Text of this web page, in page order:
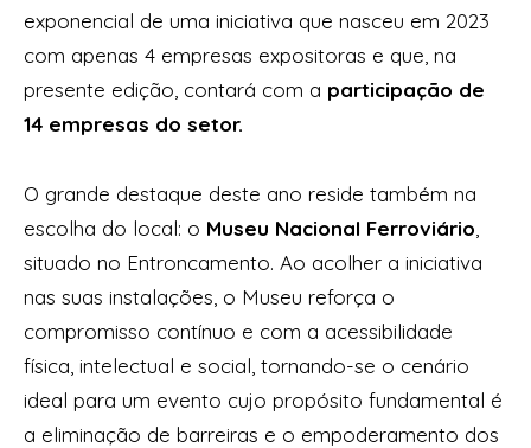
exponencial de uma iniciativa que nasceu em 2023
com apenas 4 empresas expositoras e que, na
presente edição, contará com a participação de
14 empresas do setor.
O grande destaque deste ano reside também na
escolha do local: o Museu Nacional Ferroviário
situado no Entroncamento. Ao acolher a iniciativa
nas suas instalações, o Museu reforça o
compromisso contínuo e com a acessibilidade
física, intelectual e social, tornando-se o cenário
ideal para um evento cujo propósito fundamental é
a eliminação de barreiras e o empoderamento dos